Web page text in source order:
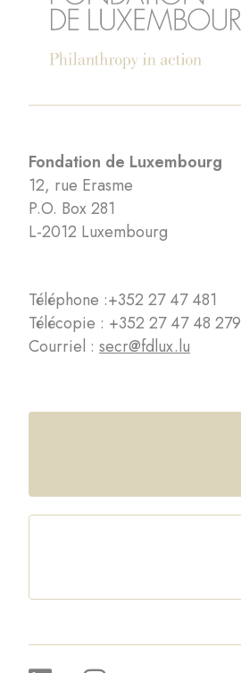
Fondation de Luxembourg
12, rue Erasme
P.O. Box 281
L-2012 Luxembourg
Téléphone :+352 27 47 481
Télécopie : +352 27 47 48 279
Courriel : secr@fdlux.lu